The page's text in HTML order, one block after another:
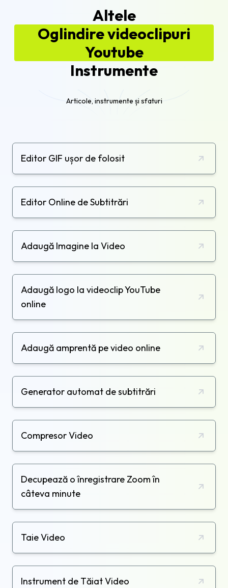
Altele
Oglindire videoclipuri
Youtube
Instrumente
Articole, instrumente și sfaturi
Editor GIF ușor de folosit
Editor Online de Subtitrări
Adaugă Imagine la Video
Adaugă logo la videoclip YouTube
online
Adaugă amprentă pe video online
Generator automat de subtitrări
Compresor Video
Decupează o înregistrare Zoom în
câteva minute
Taie Video
Instrument de Tăiat Video